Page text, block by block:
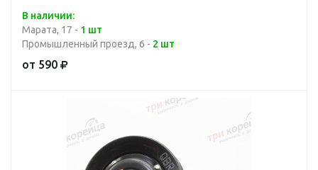
В наличии:
Марата, 17 - 1 шт
Промышленный проезд, 6 - 2 шт
от 590